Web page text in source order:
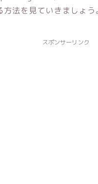
方法を見ていきましょう。
スポンサーリンク